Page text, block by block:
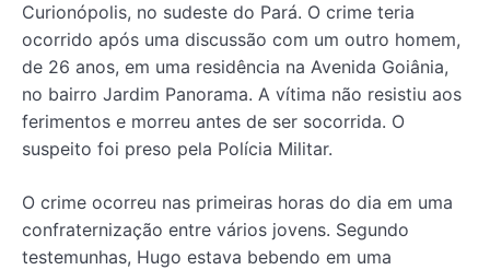
Curionópolis, no sudeste do Pará. O crime teria
ocorrido após uma discussão com um outro homem,
de 26 anos, em uma residência na Avenida Goiânia,
no bairro Jardim Panorama. A vítima não resistiu aos
ferimentos e morreu antes de ser socorrida. O
suspeito foi preso pela Polícia Militar.
O crime ocorreu nas primeiras horas do dia em uma
confraternização entre vários jovens. Segundo
testemunhas, Hugo estava bebendo em uma